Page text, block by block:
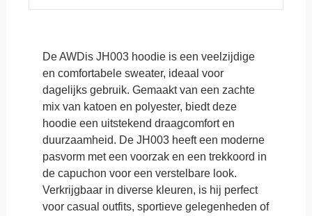
De AWDis JH003 hoodie is een veelzijdige
en comfortabele sweater, ideaal voor
dagelijks gebruik. Gemaakt van een zachte
mix van katoen en polyester, biedt deze
hoodie een uitstekend draagcomfort en
duurzaamheid. De JH003 heeft een moderne
pasvorm met een voorzak en een trekkoord in
de capuchon voor een verstelbare look.
Verkrijgbaar in diverse kleuren, is hij perfect
voor casual outfits, sportieve gelegenheden of